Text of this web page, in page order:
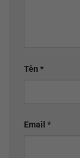
Tên *
Email *